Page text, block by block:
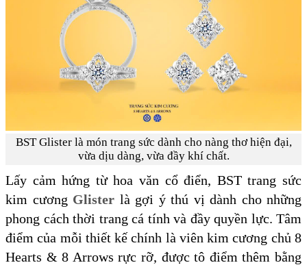
BST Glister là món trang sức dành cho nàng thơ hiện đại,
vừa dịu dàng, vừa đầy khí chất.
Lấy cảm hứng từ hoa văn cổ điển, BST trang sức
kim cương Glister là gợi ý thú vị dành cho những
phong cách thời trang cá tính và đầy quyền lực. Tâm
điểm của mỗi thiết kế chính là viên kim cương chủ 8
Hearts & 8 Arrows rực rỡ, được tô điểm thêm bằng